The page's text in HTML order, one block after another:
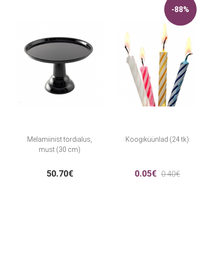
Melamiinist tordialus,
must (30 cm)
50.70€
-88%
Koogiküünlad (24 tk)
0.05€ 0.40€